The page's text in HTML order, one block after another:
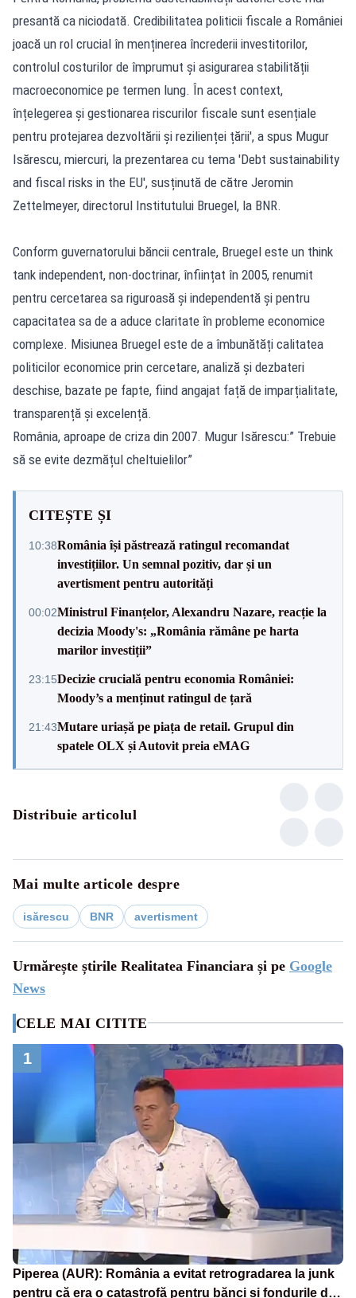
presantă ca niciodată. Credibilitatea politicii fiscale a României
joacă un rol crucial în menținerea încrederii investitorilor,
controlul costurilor de împrumut și asigurarea stabilității
macroeconomice pe termen lung. În acest context,
înțelegerea și gestionarea riscurilor fiscale sunt esențiale
pentru protejarea dezvoltării și rezilienței țării', a spus Mugur
Isărescu, miercuri, la prezentarea cu tema 'Debt sustainability
and fiscal risks in the EU', susținută de către Jeromin
Zettelmeyer, directorul Institutului Bruegel, la BNR.
Conform guvernatorului băncii centrale, Bruegel este un think
tank independent, non-doctrinar, înființat în 2005, renumit
pentru cercetarea sa riguroasă și independentă și pentru
capacitatea sa de a aduce claritate în probleme economice
complexe. Misiunea Bruegel este de a îmbunătăți calitatea
politicilor economice prin cercetare, analiză și dezbateri
deschise, bazate pe fapte, fiind angajat față de imparțialitate,
transparență și excelență.
România, aproape de criza din 2007. Mugur Isărescu:” Trebuie
să se evite dezmățul cheltuielilor”
CITEȘTE ȘI
10:38România își păstrează ratingul recomandat
investițiilor. Un semnal pozitiv, dar și un
avertisment pentru autorități
00:02Ministrul Finanțelor, Alexandru Nazare, reacție la
decizia Moody's: „România rămâne pe harta
marilor investiții”
23:15Decizie crucială pentru economia României:
Moody’s a menținut ratingul de țară
21:43Mutare uriașă pe piața de retail. Grupul din
spatele OLX și Autovit preia eMAG
Distribuie articolul
Mai multe articole despre
isărescu BNR avertisment
Urmărește știrile Realitatea Financiara și pe Google
News
CELE MAI CITITE
1
Piperea (AUR): România a evitat retrogradarea la junk
pentru că era o catastrofă pentru bănci și fondurile de